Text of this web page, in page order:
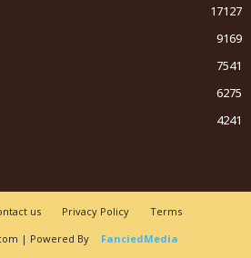
17127
9169
7541
6275
4241
us Privacy Policy
Terms
| Powered By
FanciedMedia